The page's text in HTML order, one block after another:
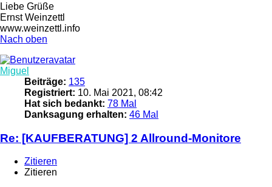
Liebe Grüße
Ernst Weinzettl
www.weinzettl.info
Nach oben
Miguel
Beiträge: 135
Registriert: 10. Mai 2021, 08:42
Hat sich bedankt: 78 Mal
Danksagung erhalten: 46 Mal
Re: [KAUFBERATUNG] 2 Allround-Monitore
Zitieren
Zitieren